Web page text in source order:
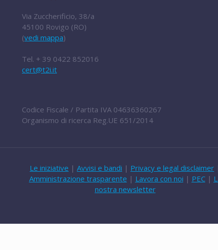
Via Zuccherificio, 38/a
45100 Rovigo (RO)
(vedi mappa)
Tel. + 39 0422 852016
cert@t2i.it
Codice Fiscale / Partita IVA 04636360267
Organismo di ricerca Reg.UE 651/2014
Le iniziative | Avvisi e bandi | Privacy e legal disclaimer
Amministrazione trasparente | Lavora con noi | PEC|
nostra newsletter